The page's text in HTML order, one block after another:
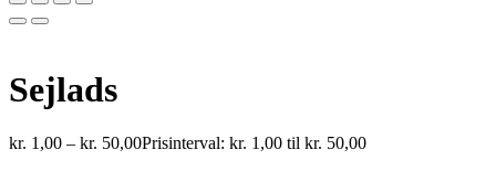
Sejlads
kr. 1,00 – kr. 50,00Prisinterval: kr. 1,00 til kr. 50,00